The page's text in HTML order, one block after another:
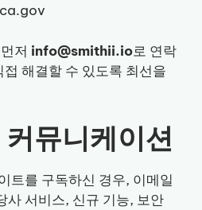
저 info@smithii.io로 연락
해결할 수 있도록 최선을
뮤니케이션
트를 구독하신 경우, 이메일
사 서비스, 신규 기능, 보안